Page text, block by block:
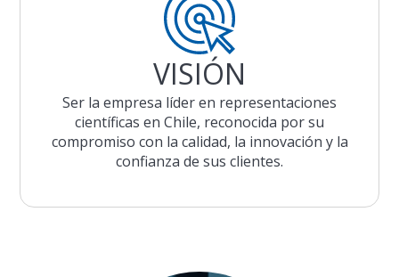
VISIÓN
Ser la empresa líder en representaciones
científicas en Chile, reconocida por su
compromiso con la calidad, la innovación y la
confianza de sus clientes.